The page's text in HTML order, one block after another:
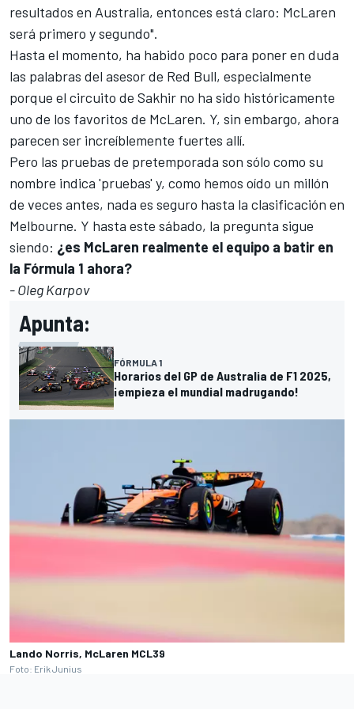
resultados en Australia, entonces está claro: McLaren
será primero y segundo".
Hasta el momento, ha habido poco para poner en duda
las palabras del asesor de Red Bull, especialmente
porque el circuito de Sakhir no ha sido históricamente
uno de los favoritos de McLaren. Y, sin embargo, ahora
parecen ser increíblemente fuertes allí.
Pero las pruebas de pretemporada son sólo como su
nombre indica 'pruebas' y, como hemos oído un millón
de veces antes, nada es seguro hasta la clasificación en
Melbourne. Y hasta este sábado, la pregunta sigue
siendo: ¿es McLaren realmente el equipo a batir en
la Fórmula 1 ahora?
- Oleg Karpov
Apunta:
FÓRMULA 1
Horarios del GP de Australia de F1 2025,
¡empieza el mundial madrugando!
Lando Norris, McLaren MCL39
Foto: Erik Junius